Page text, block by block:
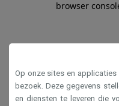
browser
Op onze sites en applicaties
bezoek. Deze gegevens
en diensten te leveren die